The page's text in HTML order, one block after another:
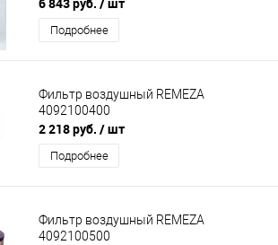
Подробнее
Фильтр воздушный REMEZA
4092100400
2 218 руб. / шт
Подробнее
Фильтр воздушный REMEZA
4092100500